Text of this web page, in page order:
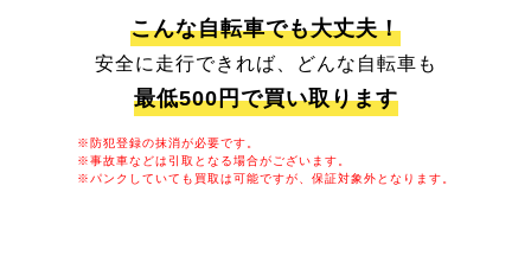
こんな自転車でも大丈夫！
安全に走行できれば、どんな自転車も
最低500円で買い取ります
※防犯登録の抹消が必要です。
※事故車などは引取となる場合がございます。
※パンクしていても買取は可能ですが、保証対象外となります。